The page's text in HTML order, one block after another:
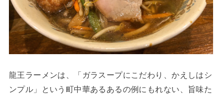
龍王ラーメンは、「ガラスープにこだわり、かえしはシ
ンプル」という町中華あるあるの例にもれない、旨味た